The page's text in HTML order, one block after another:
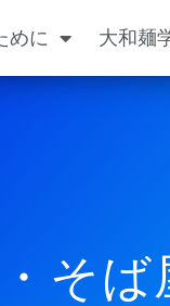
めに 大和麺
そば